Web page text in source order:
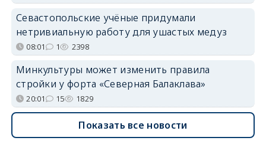
Севастопольские учёные придумали
нетривиальную работу для ушастых медуз
08:01 1 2398
Минкультуры может изменить правила
стройки у форта «Северная Балаклава»
20:01 15 1829
Показать все новости